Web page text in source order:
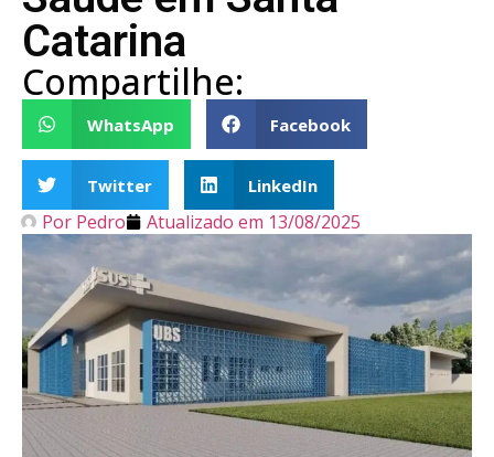
Catarina
Compartilhe:
WhatsApp Facebook
Twitter LinkedIn
Por Pedro Atualizado em 13/08/2025